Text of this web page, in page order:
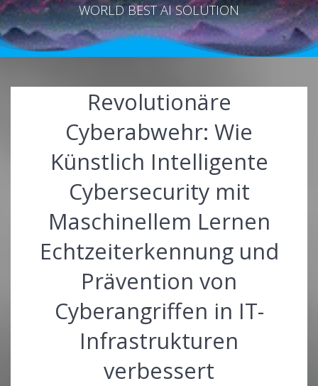
WORLD BEST AI SOLUTION
Revolutionäre
Cyberabwehr: Wie
Künstlich Intelligente
Cybersecurity mit
Maschinellem Lernen
Echtzeiterkennung und
Prävention von
Cyberangriffen in IT-
Infrastrukturen
verbessert